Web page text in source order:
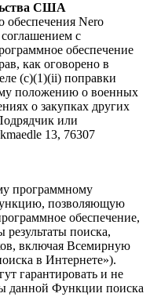
США
обеспечения Nero
с
обеспечение
как оговорено в
(c)(1)(ii) поправки
положению о военных
о закупках других
или
13, 76307
программному
позволяющую
обеспечение,
результаты поиска,
включая Всемирную
в Интернете»).
гарантировать и не
данной Функции поиска